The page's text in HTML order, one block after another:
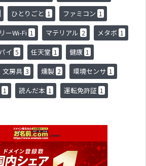
ひとりごと 1 ファミコン 1
ーWi-Fi 1 マテリアル 2 メタボ 1
イ 5 任天堂 1 健康 1
文房具 3 燻製 2 環境センサ 1
1 読んだ本 1 運転免許証 1